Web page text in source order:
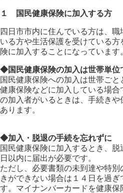
１ 国民健康保険に加入する方
四日市市内に住んでいる方は、
いる方や生活保護を受けている
険に加入することになっています
◆国民健康保険の加入は世帯単位
国民健康保険への加入は世帯ご
健康保険などに加入している場
の加入者がいるときは、手続き
あります。
◆加入・脱退の手続を忘れずに
国民健康保険に加入するとき、
日以内に届出が必要です。
ただし、必要書類の未到達や特
きができない場合は１４日を過
す。マイナンバーカードを健康